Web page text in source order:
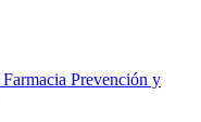
Farmacia Prevención y